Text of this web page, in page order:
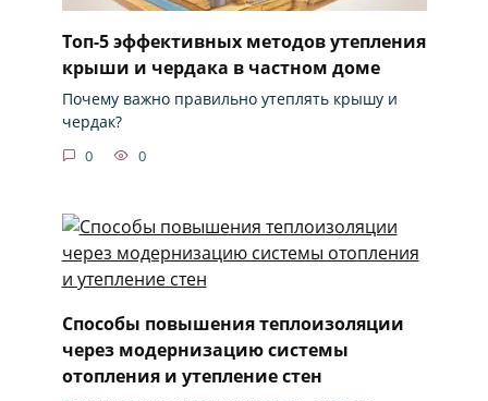
Топ-5 эффективных методов утепления
крыши и чердака в частном доме
Почему важно правильно утеплять крышу и
чердак?
0 0
Способы повышения теплоизоляции
через модернизацию системы
отопления и утепление стен